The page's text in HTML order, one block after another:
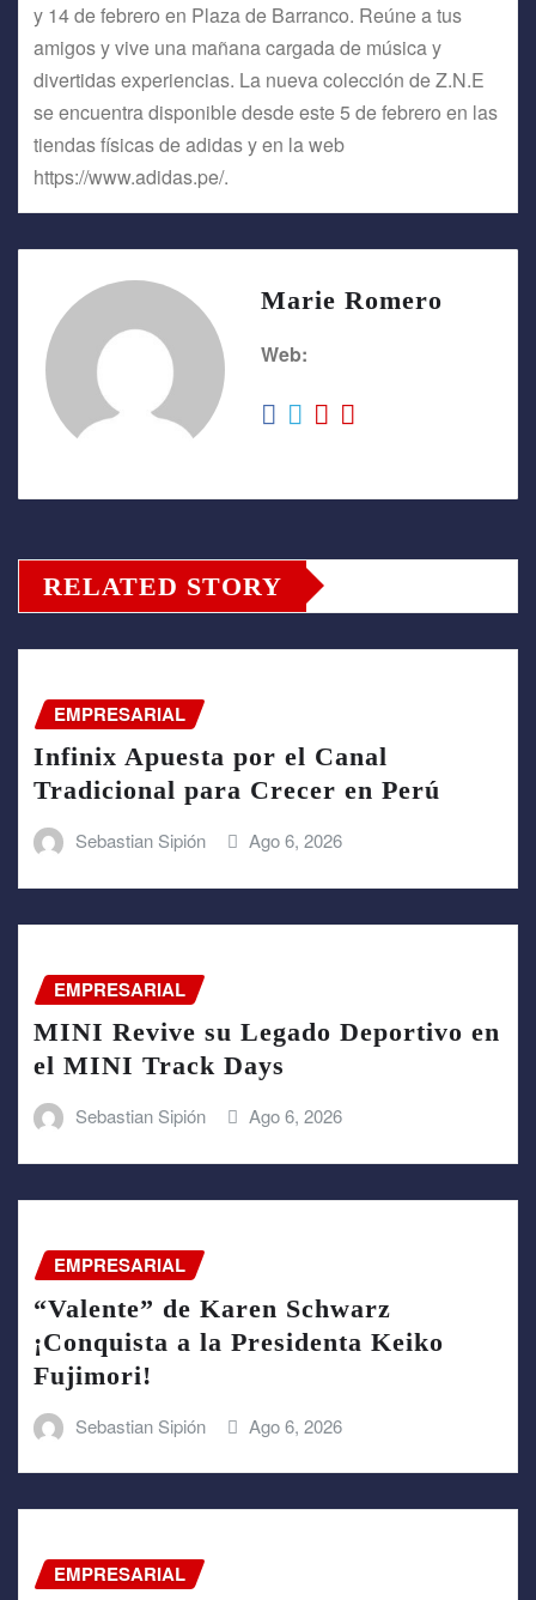
y 14 de febrero en Plaza de Barranco. Reúne a tus
amigos y vive una mañana cargada de música y
divertidas experiencias. La nueva colección de Z.N.E
se encuentra disponible desde este 5 de febrero en las
tiendas físicas de adidas y en la web
https://www.adidas.pe/.
Marie Romero
Web:
RELATED STORY
EMPRESARIAL
Infinix Apuesta por el Canal
Tradicional para Crecer en Perú
Sebastian Sipión Ago 6, 2026
EMPRESARIAL
MINI Revive su Legado Deportivo en
el MINI Track Days
Sebastian Sipión Ago 6, 2026
EMPRESARIAL
“Valente” de Karen Schwarz
¡Conquista a la Presidenta Keiko
Fujimori!
Sebastian Sipión Ago 6, 2026
EMPRESARIAL